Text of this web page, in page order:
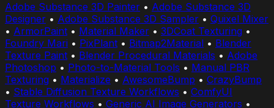
Adobe Substance 3D Painter • Adobe Substance 3D
Designer • Adobe Substance 3D Sampler • Quixel Mixer
• ArmorPaint • Material Maker • 3DCoat Texturing •
Foundry Mari • PixPlant • Bitmap2Material • Blender
Texture Paint • Blender Procedural Materials • Adobe
Photoshop • Photo-to-Material Tools • Manual PBR
Texturing • Materialize • AwesomeBump • CrazyBump
• Stable Diffusion Texture Workflows • ComfyUI
Texture Workflows • Generic AI Image Generators •